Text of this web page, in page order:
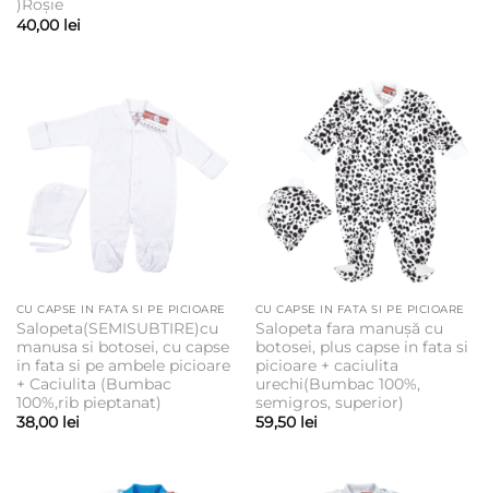
)Roșie
40,00 lei
CU CAPSE IN FATA SI PE PICIOARE
Salopeta(SEMISUBTIRE)cu
manusa si botosei, cu capse
in fata si pe ambele picioare
+ Caciulita (Bumbac
100%,rib pieptanat)
38,00 lei
CU CAPSE IN FATA SI PE PICIOARE
Salopeta fara manușă cu
botosei, plus capse in fata si
picioare + caciulita
urechi(Bumbac 100%,
semigros, superior)
59,50 lei